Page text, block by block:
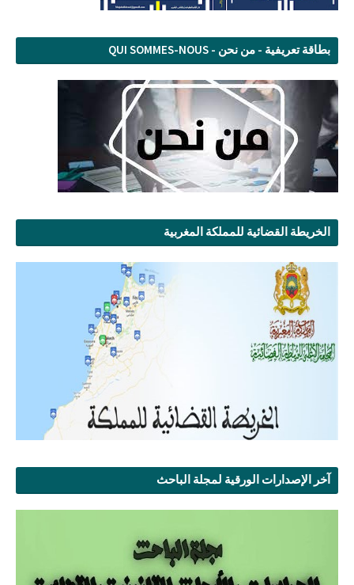
بطاقة تعريفية - من نحن - QUI SOMMES-NOUS
الخريطة القضائية للمملكة المغربية
آخر الإصدارات الورقية لمجلة الباحث